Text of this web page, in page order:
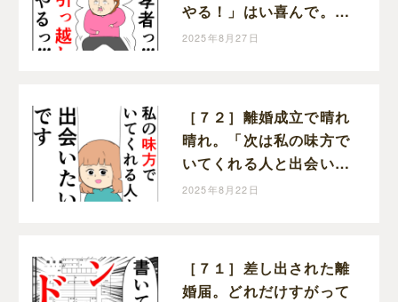
やる！」はい喜んで。ク
セ強義母に抗う嫁達｜岡
2025年8月27日
［７２］離婚成立で晴れ
晴れ。「次は私の味方で
いてくれる人と出会いた
い」と前を向く。クセ強
2025年8月22日
［７１］差し出された離
婚届。どれだけすがって